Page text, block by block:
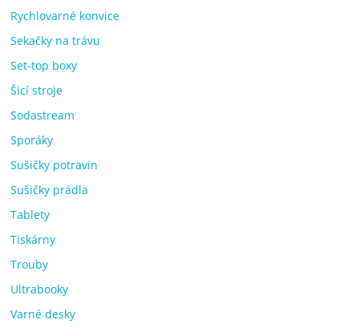
Rychlovarné konvice
Sekačky na trávu
Set-top boxy
Šicí stroje
Sodastream
Sporáky
Sušičky potravin
Sušičky prádla
Tablety
Tiskárny
Trouby
Ultrabooky
Varné desky